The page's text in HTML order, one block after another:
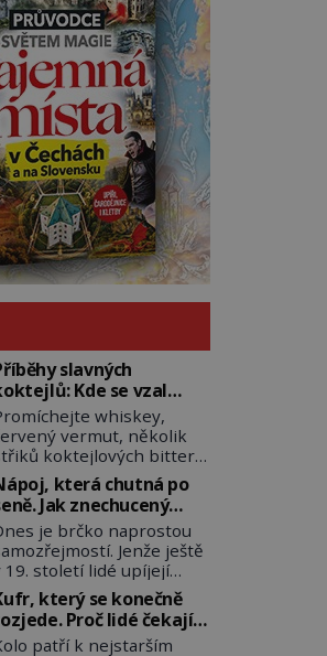
slavných
Kde se vzal
a Bloody
whiskey,
vermut, několik
koktejlových bitters
led, sceďte, ozdobte
třešinkou a
Manhattan je tu! A
to má být skutečně
dejte si pozor, ať místo
americké rye
či klidně
nepoužijete
skotskou whisku. Co se
která chutná po
Jak znechucený
vymyslel brčko
je brčko naprostou
Jenže ještě
19. století lidé upíjejí
i koktejly dutými
žita nebo žitné
Fungují sice dobře,
ale jednu
který se konečně
Proč lidé čekají
kolečka téměř pět
patří k nejstarším